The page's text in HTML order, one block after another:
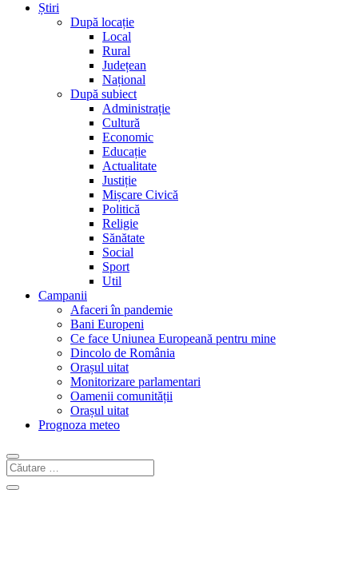
Știri
După locație
Local
Rural
Județean
Național
După subiect
Administrație
Cultură
Economic
Educație
Actualitate
Justiție
Mișcare Civică
Politică
Religie
Sănătate
Social
Sport
Util
Campanii
Afaceri în pandemie
Bani Europeni
Ce face Uniunea Europeană pentru mine
Dincolo de România
Orașul uitat
Monitorizare parlamentari
Oamenii comunității
Orașul uitat
Prognoza meteo